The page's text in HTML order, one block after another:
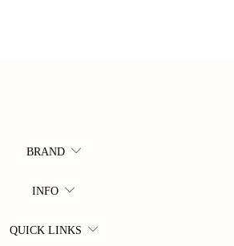
BRAND
INFO
QUICK LINKS